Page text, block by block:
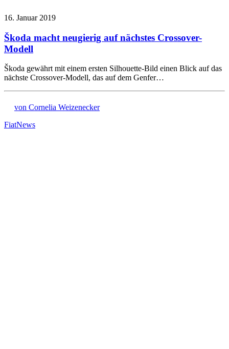
16. Januar 2019
Škoda macht neugierig auf nächstes Crossover-
Modell
Škoda gewährt mit einem ersten Silhouette-Bild einen Blick auf das
nächste Crossover-Modell, das auf dem Genfer…
von Cornelia Weizenecker
FiatNews